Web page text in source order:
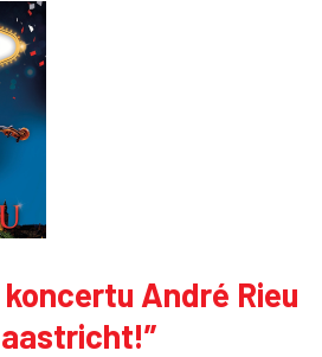
André Rieu